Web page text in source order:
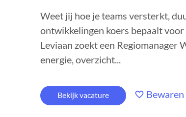
Weet jij hoe je teams versterkt,
ontwikkelingen koers bepaalt
Leviaan zoekt een Regiomanager
energie, overzicht...
Bekijk vacature Bewaren